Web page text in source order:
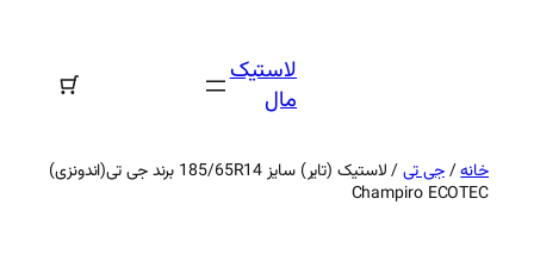
لاستیک
مال
خانه/جی تی
/ لاستیک (تایر) سایز 185/65R14 برند جی تی(اندونزی)
Champiro ECOTEC